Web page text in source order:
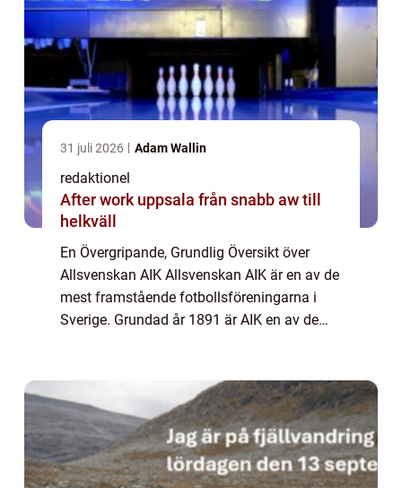
31 juli 2026 Adam Wallin
redaktionel
After work uppsala från snabb aw till
helkväll
En Övergripande, Grundlig Översikt över
Allsvenskan AIK Allsvenskan AIK är en av de
mest framstående fotbollsföreningarna i
Sverige. Grundad år 1891 är AIK en av de